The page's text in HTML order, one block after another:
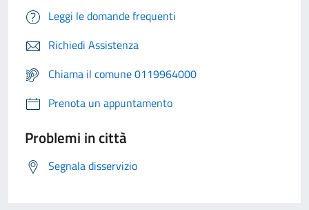
Leggi le domande frequenti
Richiedi Assistenza
Chiama il comune 0119964000
Prenota un appuntamento
Problemi in città
Segnala disservizio